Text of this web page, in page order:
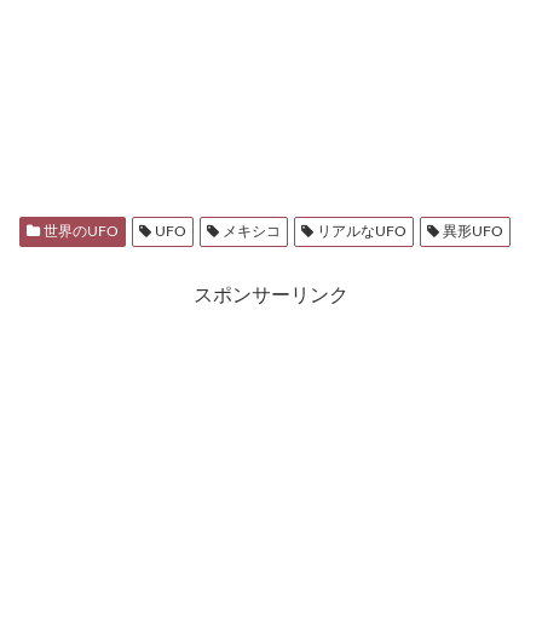
世界のUFO UFO メキシコ リアルなUFO 異形UFO
スポンサーリンク